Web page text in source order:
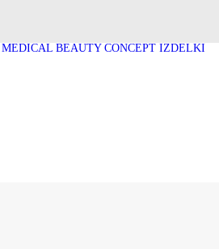
BEAUTY CONCEPT IZDELKI